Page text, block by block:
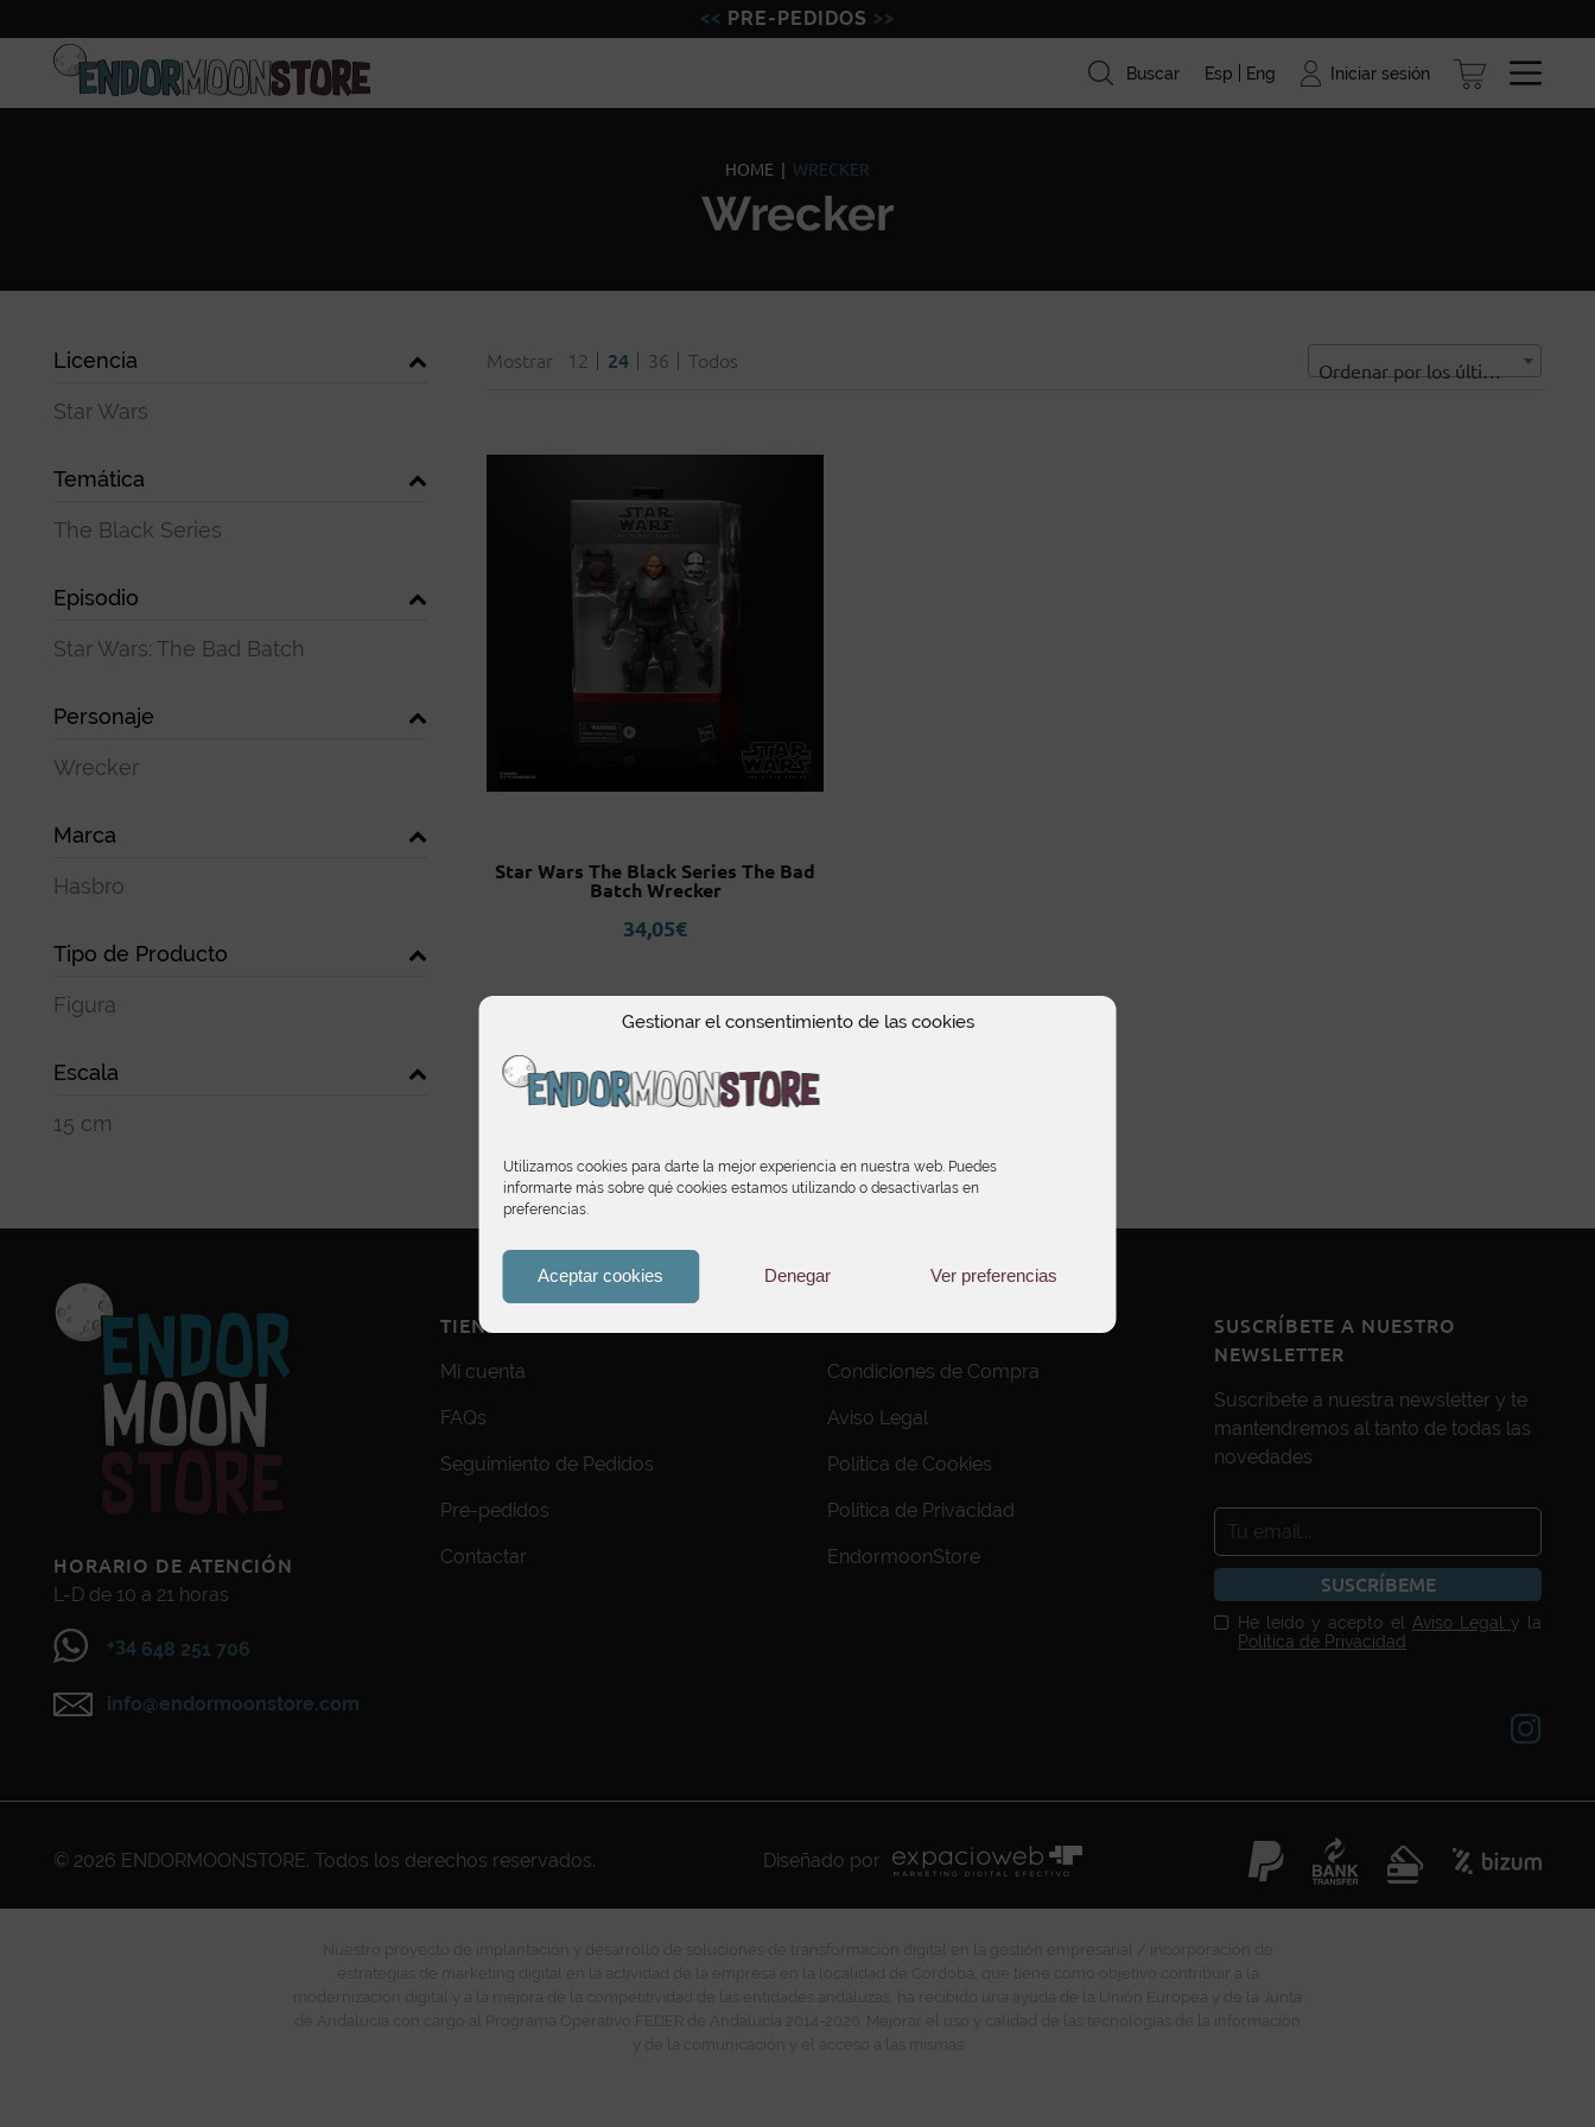
Gestionar el consentimiento de las cookies
Utilizamos cookies para darte la mejor experiencia en nuestra web. Puedes
informarte más sobre qué cookies estamos utilizando o desactivarlas en
preferencias.
Aceptar cookies Denegar Ver preferencias
PRE-PEDIDOS
Inicio Pre-pedidos Figuras Miniaturas Modelismo Marcas Blog
Buscar Esp Eng Iniciar sesión
HOME WRECKER
Wrecker
Mostrar 12 24 36 Todos Ordenar por los últimos
Star Wars The Black Series The Bad
Batch Wrecker
34,05€
Licencia
Star Wars
Temática
The Black Series
Episodio
Star Wars: The Bad Batch
Personaje
Wrecker
Marca
Hasbro
Tipo de Producto
Figura
Escala
15 cm
HORARIO DE ATENCIÓN
L-D de 10 a 21 horas
+34 648 251 706
info@endormoonstore.com
TIENDA
Mi cuenta
FAQs
Seguimiento de Pedidos
Pre-pedidos
Contactar
Condiciones de Compra
Aviso Legal
Política de Cookies
Política de Privacidad
EndormoonStore
SUSCRÍBETE A NUESTRO
NEWSLETTER
Suscríbete a nuestra newsletter y te
mantendremos al tanto de todas las
novedades
SUSCRÍBEME
He leído y acepto el Aviso Legal y la
Política de Privacidad
© 2026 ENDORMOONSTORE. Todos los derechos reservados. Diseñado por